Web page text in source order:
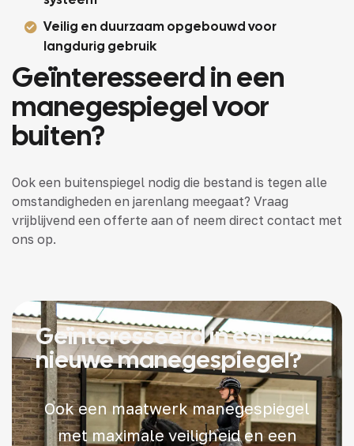
Veilig en duurzaam opgebouwd voor
langdurig gebruik
Geïnteresseerd in een
manegespiegel voor
buiten?
Ook een buitenspiegel nodig die bestand is tegen alle
omstandigheden en jarenlang meegaat? Vraag
vrijblijvend een offerte aan of neem direct contact met
ons op.
Geïnteresseerd in een
nieuwe manegespiegel?
Ook een maatwerk manegespiegel
met maximale veiligheid en een